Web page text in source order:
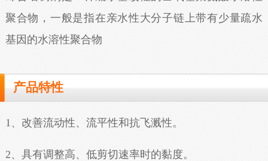
聚合物，一般是指在亲水性大分子链上带有少量疏水
基因的水溶性聚合物
产品特性
1、改善流动性、流平性和抗飞溅性。
2、具有调整高、低剪切速率时的黏度。